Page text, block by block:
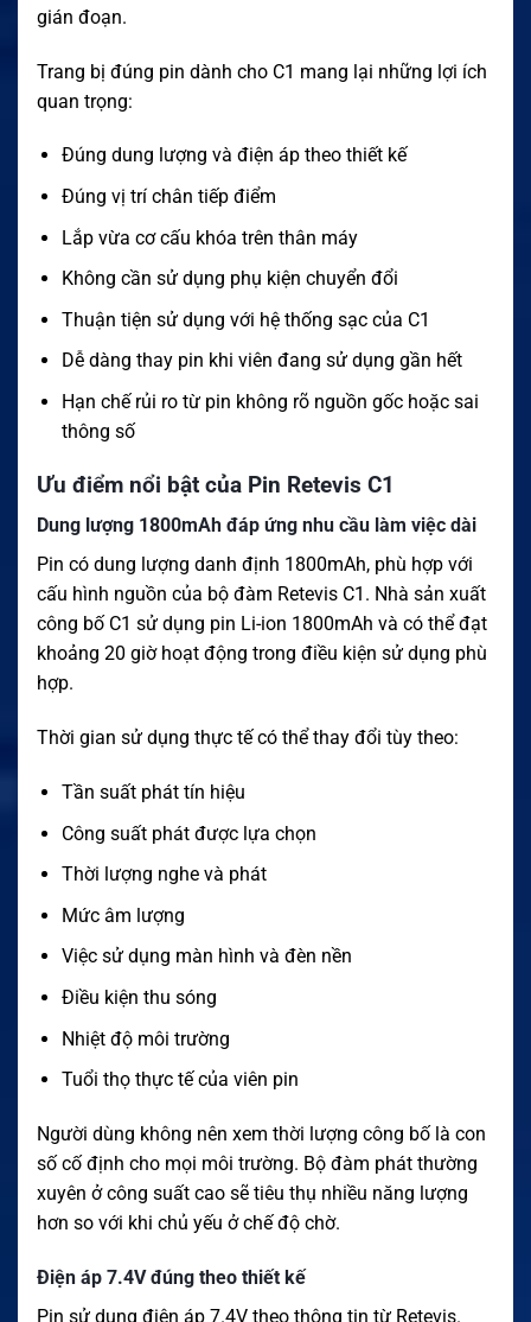
gián đoạn.
Trang bị đúng pin dành cho C1 mang lại những lợi ích
quan trọng:
Đúng dung lượng và điện áp theo thiết kế
Đúng vị trí chân tiếp điểm
Lắp vừa cơ cấu khóa trên thân máy
Không cần sử dụng phụ kiện chuyển đổi
Thuận tiện sử dụng với hệ thống sạc của C1
Dễ dàng thay pin khi viên đang sử dụng gần hết
Hạn chế rủi ro từ pin không rõ nguồn gốc hoặc sai
thông số
Ưu điểm nổi bật của Pin Retevis C1
Dung lượng 1800mAh đáp ứng nhu cầu làm việc dài
Pin có dung lượng danh định 1800mAh, phù hợp với
cấu hình nguồn của bộ đàm Retevis C1. Nhà sản xuất
công bố C1 sử dụng pin Li-ion 1800mAh và có thể đạt
khoảng 20 giờ hoạt động trong điều kiện sử dụng phù
hợp.
Thời gian sử dụng thực tế có thể thay đổi tùy theo:
Tần suất phát tín hiệu
Công suất phát được lựa chọn
Thời lượng nghe và phát
Mức âm lượng
Việc sử dụng màn hình và đèn nền
Điều kiện thu sóng
Nhiệt độ môi trường
Tuổi thọ thực tế của viên pin
Người dùng không nên xem thời lượng công bố là con
số cố định cho mọi môi trường. Bộ đàm phát thường
xuyên ở công suất cao sẽ tiêu thụ nhiều năng lượng
hơn so với khi chủ yếu ở chế độ chờ.
Điện áp 7.4V đúng theo thiết kế
Pin sử dụng điện áp 7.4V theo thông tin từ Retevis.